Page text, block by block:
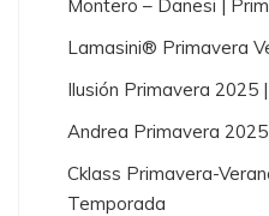
Montero – Danesi |
Lamasini® Primavera
Ilusión Primavera 2025
Andrea Primavera 2025
Cklass Primavera-
Temporada